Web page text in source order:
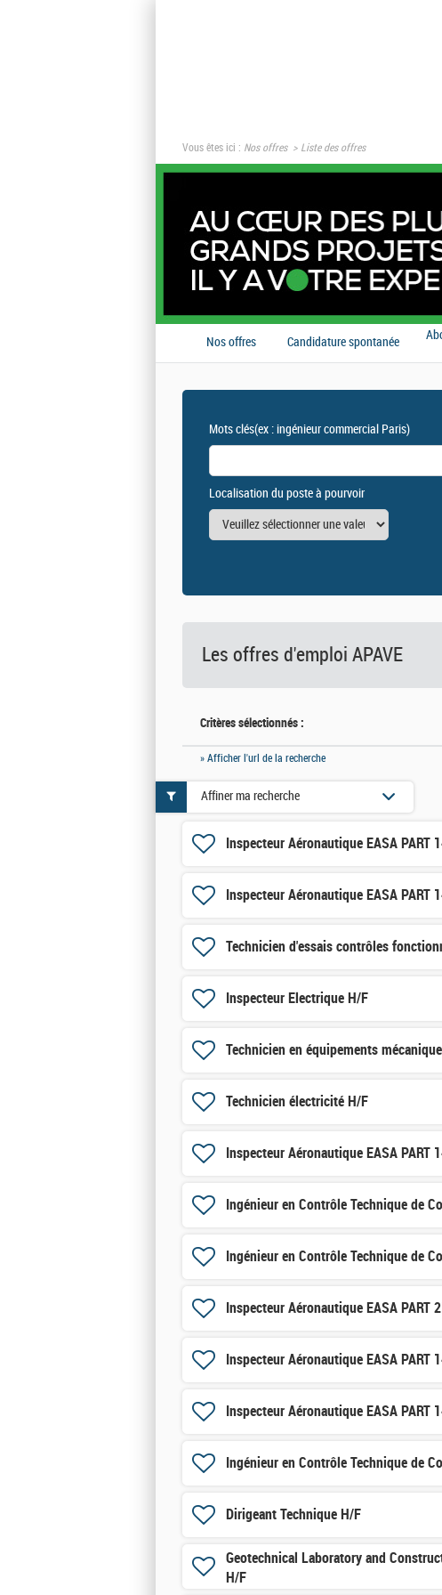
Vous êtes ici : Nos offres Liste des offres
Nos offres Candidature spontanée
Mots clés(ex : ingénieur commercial Paris)
Localisation du poste à pourvoir
Les offres d'emploi APAVE
Critères sélectionnés :
» Afficher l'url de la recherche
Inspecteur Aéronautique EASA PART
Inspecteur Aéronautique EASA PART
Technicien d'essais contrôles
Inspecteur Electrique H/F
Technicien en équipements
Technicien électricité H/F
Inspecteur Aéronautique EASA PART
Ingénieur en Contrôle Technique de
Ingénieur en Contrôle Technique de
Inspecteur Aéronautique EASA PART
Inspecteur Aéronautique EASA PART
Inspecteur Aéronautique EASA PART
Ingénieur en Contrôle Technique de
Dirigeant Technique H/F
Geotechnical Laboratory and
H/F
Affiner ma recherche